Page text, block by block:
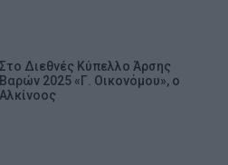
Στο Διεθνές Κύπελλο Άρσης
Βαρών 2025 «Γ. Οικονόμου», ο
Αλκίνοος